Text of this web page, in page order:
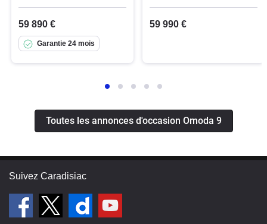
59 890 €
Garantie 24 mois
59 990 €
Toutes les annonces d'occasion Omoda 9
Suivez Caradisiac